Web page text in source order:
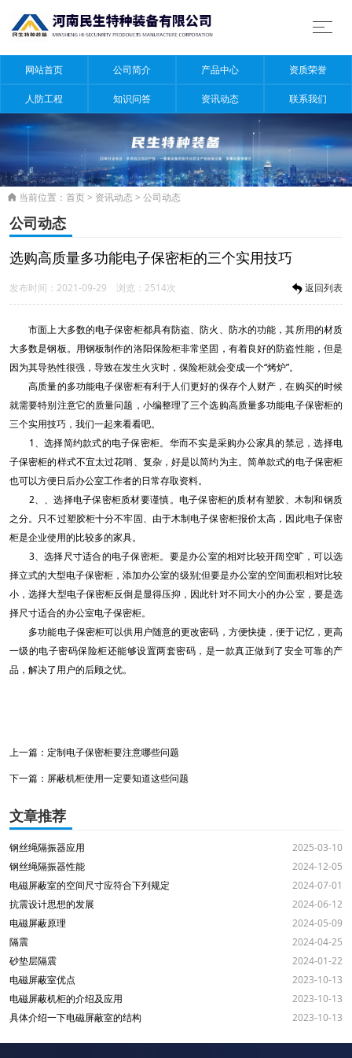
网站首页 公司简介 产品中心 资质荣誉
人防工程 知识问答 资讯动态 联系我们
 当前位置： 首页> 资讯动态 > 公司动态
公司动态
选购高质量多功能电子保密柜的三个实用技巧
发布时间：2021-09-29 浏览：2514次 返回列表
市面上大多数的电子保密柜都具有防盗、防火、防水的功能，其所用的材质
大多数是钢板。用钢板制作的洛阳保险柜非常坚固，有着良好的防盗性能，但是
因为其导热性很强，导致在发生火灾时，保险柜就会变成一个“烤炉”。
高质量的多功能电子保密柜有利于人们更好的保存个人财产，在购买的时候
就需要特别注意它的质量问题，小编整理了三个选购高质量多功能电子保密柜的
三个实用技巧，我们一起来看看吧。
1、选择简约款式的电子保密柜。华而不实是采购办公家具的禁忌，选择电
子保密柜的样式不宜太过花哨、复杂，好是以简约为主。简单款式的电子保密柜
也可以方便日后办公室工作者的日常存取资料。
2、、选择电子保密柜质材要谨慎。电子保密柜的质材有塑胶、木制和钢质
之分。只不过塑胶柜十分不牢固、由于木制电子保密柜报价太高，因此电子保密
柜是企业使用的比较多的家具。
3、选择尺寸适合的电子保密柜。要是办公室的相对比较开阔空旷，可以选
择立式的大型电子保密柜，添加办公室的级别;但要是办公室的空间面积相对比较
小，选择大型电子保密柜反倒是显得压抑，因此针对不同大小的办公室，要是选
择尺寸适合的办公室电子保密柜。
多功能电子保密柜可以供用户随意的更改密码，方便快捷，便于记忆，更高
一级的电子密码保险柜还能够设置两套密码，是一款真正做到了安全可靠的产
品，解决了用户的后顾之忧。
上一篇： 定制电子保密柜要注意哪些问题
下一篇： 屏蔽机柜使用一定要知道这些问题
文章推荐
钢丝绳隔振器应用
2025-03-10
钢丝绳隔振器性能
2024-12-05
电磁屏蔽室的空间尺寸应符合下列规定
2024-07-01
抗震设计思想的发展
2024-06-12
电磁屏蔽原理
2024-05-09
隔震
2024-04-25
砂垫层隔震
2024-01-22
电磁屏蔽室优点
2023-10-13
电磁屏蔽机柜的介绍及应用
2023-10-13
具体介绍一下电磁屏蔽室的结构
2023-10-13